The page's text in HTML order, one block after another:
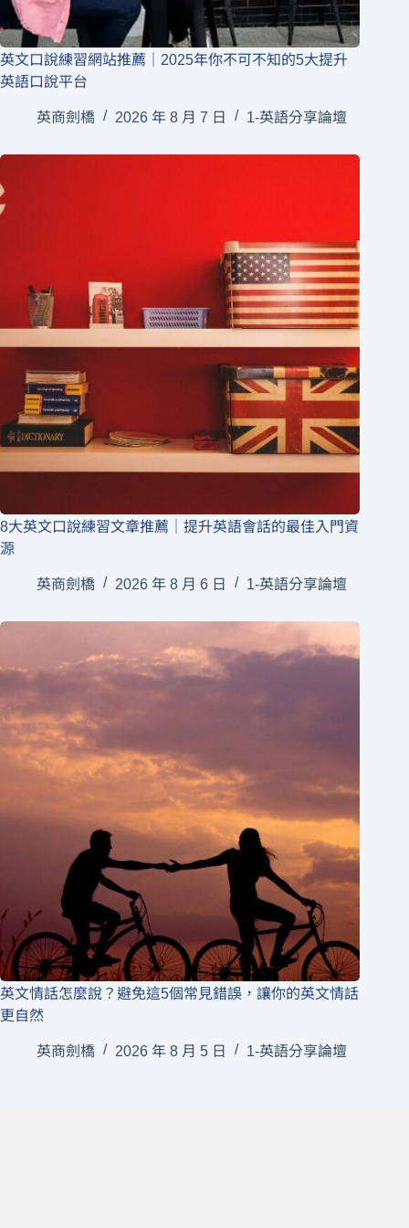
英文口說練習網站推薦｜2025年你不可不知的5大提升
英語口說平台
英商劍橋 2026 年 8 月 7 日 1-英語分享論壇
8大英文口說練習文章推薦｜提升英語會話的最佳入門資
源
英商劍橋 2026 年 8 月 6 日 1-英語分享論壇
英文情話怎麼說？避免這5個常見錯誤，讓你的英文情話
更自然
英商劍橋 2026 年 8 月 5 日 1-英語分享論壇